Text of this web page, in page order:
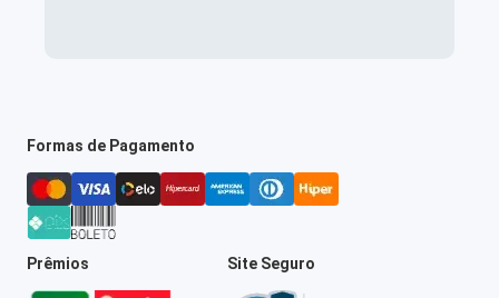
Formas de Pagamento
Prêmios Site Seguro